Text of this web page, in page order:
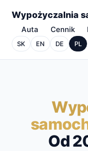
Wypożyczalnia
Auta Cennik
SK EN DE PL
Od